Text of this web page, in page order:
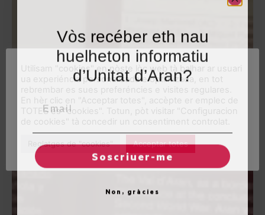
Utilisam "cookies" en nòste lòc web tà balhar ar usuari
ua experiéncia personalizada e optimizada, en tot
rebrembar es sues preferéncies e visites regulares.
En hèr clic en "Acceptar totes", accèpte er emplec de
TOTES es "cookies". Totun, pòt visitar "Configuracion
de cookies" tà concedir un consentiment controlat.
Reglatges de "cookies" Acceptar totes
Vòs recéber eth nau
huelheton informatiu
d’Unitat d’Aran?
Email
Soscriuer-me
Non, gràcies